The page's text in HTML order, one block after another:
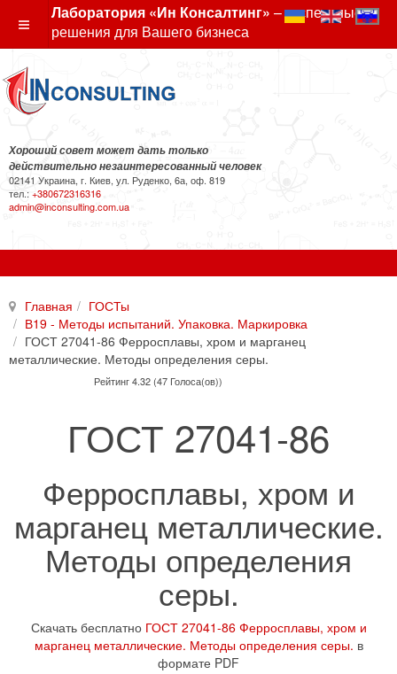
Лаборатория «Ин Консалтинг» – экспертные
решения для Вашего бизнеса
Хороший совет может дать только
действительно незаинтересованный человек
02141 Украина, г. Киев, ул. Руденко, 6а, оф. 819
тел.: +380672316316
admin@inconsulting.com.ua
Главная
ГОСТы
В19 - Методы испытаний. Упаковка. Маркировка
ГОСТ 27041-86 Ферросплавы, хром и марганец
металлические. Методы определения серы.
Рейтинг 4.32 (47 Голоса(ов))
ГОСТ 27041-86
Ферросплавы, хром и
марганец металлические.
Методы определения
серы.
Скачать бесплатно ГОСТ 27041-86 Ферросплавы, хром и
марганец металлические. Методы определения серы. в
формате PDF